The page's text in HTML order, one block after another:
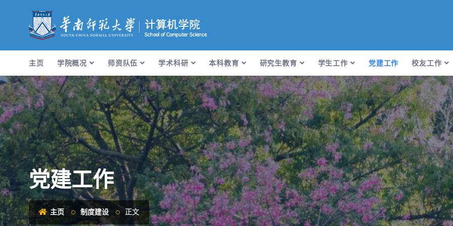
主页 学院概况 师资队伍 学术科研 本科教育 研究生教育 学生工作 党建工作 校友工作
党建工作
主页 制度建设 正文